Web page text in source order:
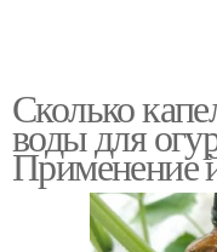
Сколько
воды для
Применение